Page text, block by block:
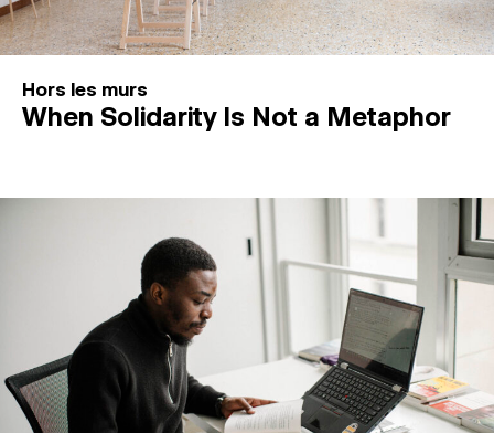
Hors les murs
When Solidarity Is Not a Metaphor